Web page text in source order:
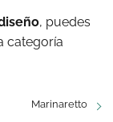
, puedes
categoría
Marinaretto